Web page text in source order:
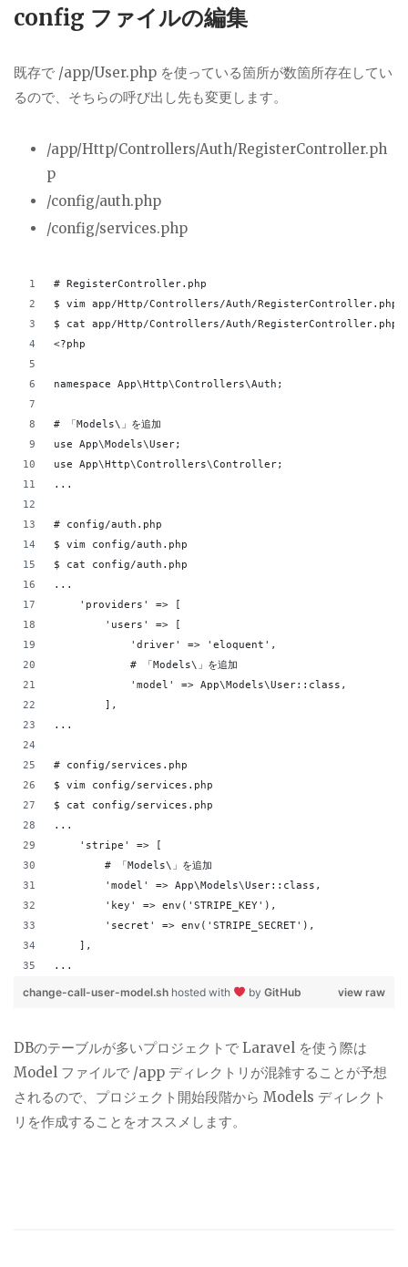
config ファイルの編集
既存で /app/User.php を使っている箇所が数箇所存在してい
るので、そちらの呼び出し先も変更します。
/app/Http/Controllers/Auth/RegisterController.ph
p
/config/auth.php
/config/services.php
# RegisterController.php
$ vim app/Http/Controllers/Auth/RegisterController.php
$ cat app/Http/Controllers/Auth/RegisterController.php
<?php
namespace App\Http\Controllers\Auth;
# 「Models\」を追加
use App\Models\User;
use App\Http\Controllers\Controller;
...
# config/auth.php
$ vim config/auth.php
$ cat config/auth.php
...
    'providers' => [
        'users' => [
            'driver' => 'eloquent',
            # 「Models\」を追加
            'model' => App\Models\User::class,
        ],
...
# config/services.php
$ vim config/services.php
$ cat config/services.php
...
    'stripe' => [
        # 「Models\」を追加
        'model' => App\Models\User::class,
        'key' => env('STRIPE_KEY'),
        'secret' => env('STRIPE_SECRET'),
    ],
...
view raw
change-call-user-model.sh hosted with by GitHub
DBのテーブルが多いプロジェクトで Laravel を使う際は
Model ファイルで /app ディレクトリが混雑することが予想
されるので、プロジェクト開始段階から Models ディレクト
リを作成することをオススメします。